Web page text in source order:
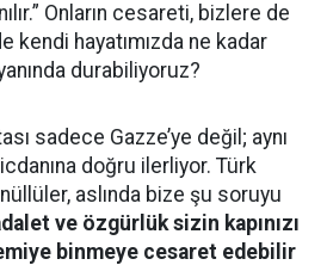
Onların cesareti, bizlere de
kendi hayatımızda ne kadar
durabiliyoruz?
sadece Gazze’ye değil; aynı
doğru ilerliyor. Türk
aslında bize şu soruyu
ve özgürlük sizin kapınızı
binmeye cesaret edebilir